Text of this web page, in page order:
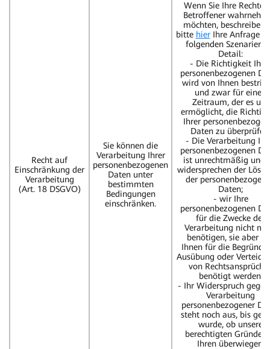
Recht auf
Einschränkung der
Verarbeitung
(Art. 18 DSGVO)
Sie können die
Verarbeitung Ihrer
personenbezogenen
Daten unter
bestimmten
Bedingungen
einschränken.
Wenn Sie Ihre Rechte
Betroffener
möchten, beschreiben
bitte hierIhre Anfrage in
folgenden Szenarien
Detail:
- Die Richtigkeit
personenbezogenen
wird von Ihnen
und zwar für einen
Zeitraum, der es uns
ermöglicht, die
Ihrer
Daten zu überprüfen;
- Die Verarbeitung
personenbezogenen
ist unrechtmäßig und
widersprechen der
der
Daten;
- wir Ihre
personenbezogenen
für die Zwecke der
Verarbeitung nicht
benötigen, sie aber
Ihnen für die
Ausübung oder
von
benötigt werden;
- Ihr Widerspruch
Verarbeitung
personenbezogener
steht noch aus, bis
wurde, ob unsere
berechtigten Gründe
Ihren überwiegen.